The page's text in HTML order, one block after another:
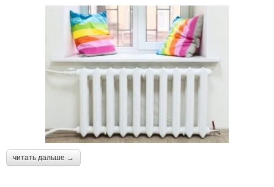
читать дальше →